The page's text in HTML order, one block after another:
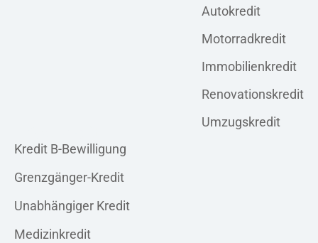
Autokredit
Motorradkredit
Immobilienkredit
Renovationskredit
Umzugskredit
Kredit B-Bewilligung
Grenzgänger-Kredit
Unabhängiger Kredit
Medizinkredit